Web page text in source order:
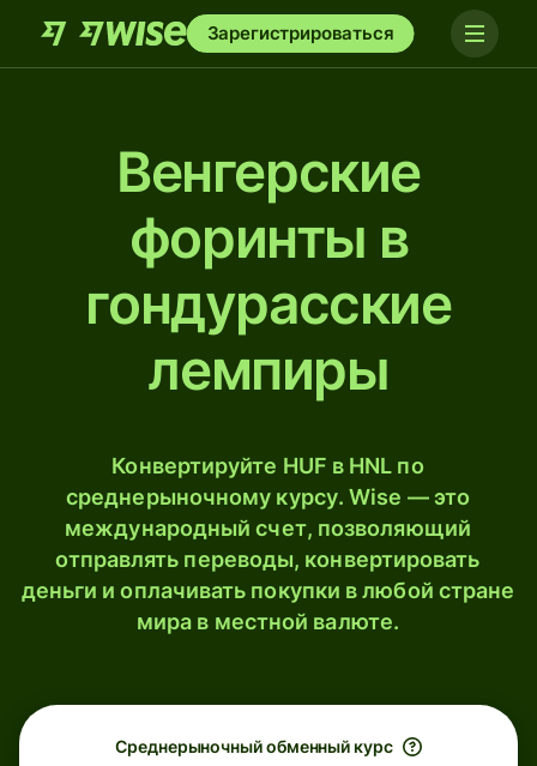
Зарегистрироваться
Венгерские
форинты в
гондурасские
лемпиры
Конвертируйте HUF в HNL по
среднерыночному курсу. Wise — это
международный счет, позволяющий
отправлять переводы, конвертировать
деньги и оплачивать покупки в любой стране
мира в местной валюте.
Среднерыночный обменный курс